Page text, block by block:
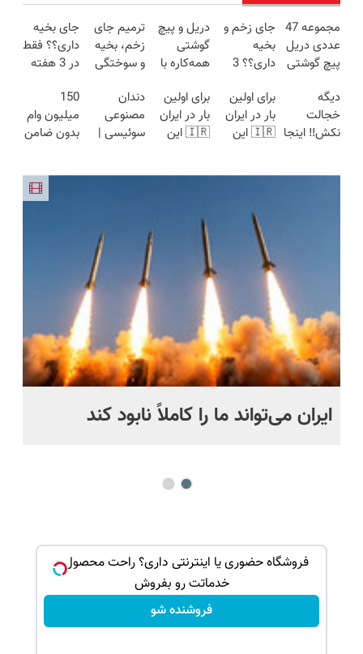
مجموعه 47
عددی دریل
پیچ گوشتی
(تخفیف به
مدت
محدود)
جای زخم و
بخیه
داری؟؟ 3
محوش کن!
دریل و پیچ
گوشتی
همه‌کاره با
هوشمند ⚙️
(نصف
قیمت بازار
ترمیم جای
زخم، بخیه
و سوختگی
هفته!!😍
جای بخیه
داری؟؟ فقط
در 3 هفته
کن!😍
دیگه
خجالت
نکش‼️ اینجا
برای اولین
بار در ایران
🇮🇷 این
برای اولین
بار در ایران
🇮🇷 این
دندان
مصنوعی
سوئیسی |
اقساطی😍
150
میلیون وام
بدون ضامن
ایران می‌تواند ما را کاملاً نابود کند
فروشگاه حضوری یا اینترنتی داری؟ راحت محصول و
خدماتت رو بفروش
فروشنده شو